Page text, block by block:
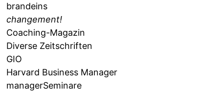
brandeins
changement!
Coaching-Magazin
Diverse Zeitschriften
GIO
Harvard Business Manager
managerSeminare